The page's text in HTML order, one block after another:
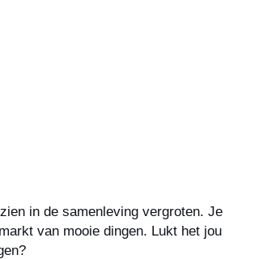
in de samenleving vergroten. Je
van mooie dingen. Lukt het jou